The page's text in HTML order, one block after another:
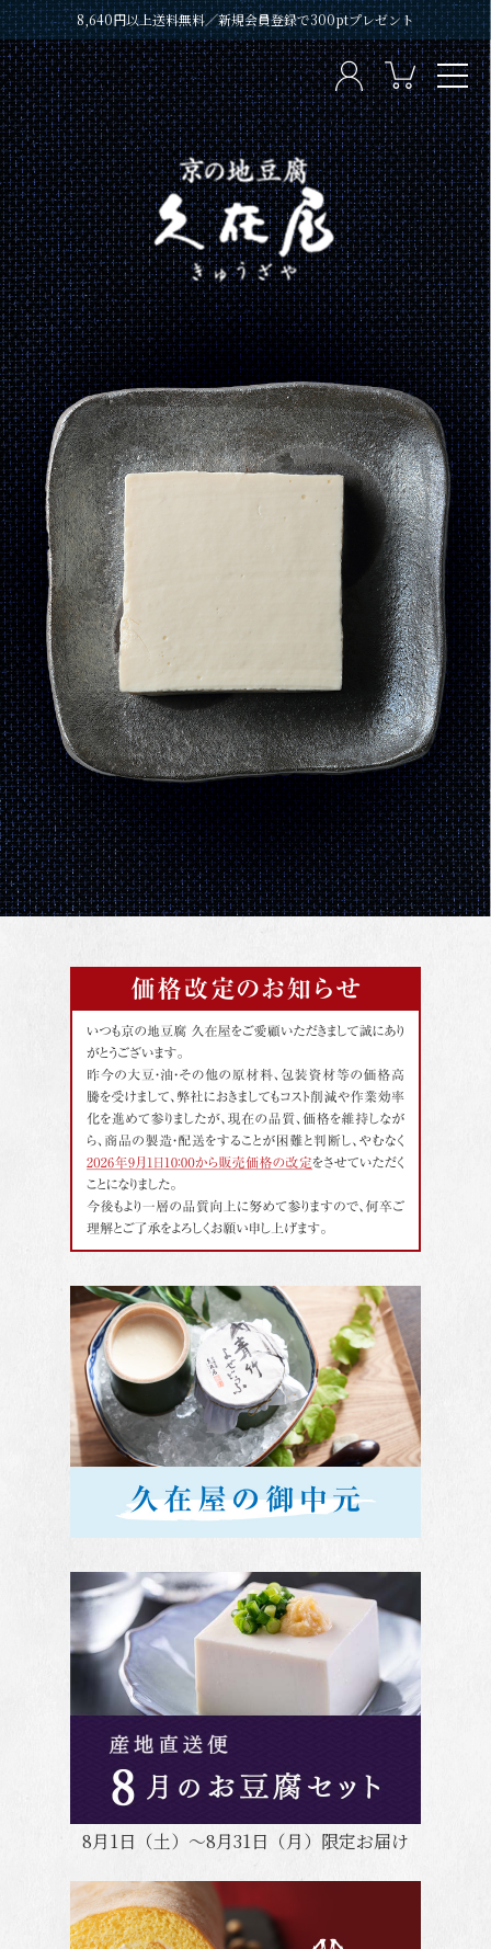
8,640円以上送料無料／新規会員登録で300ptプレゼント
8月1日（土）～8月31日（月）限定お届け